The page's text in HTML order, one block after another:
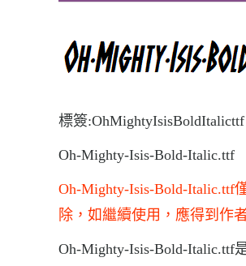
標簽:OhMightyIsisBoldItalicttf
Oh-Mighty-Isis-Bold-Italic.ttf
Oh-Mighty-Isis-Bold-Italic.ttf
除，如繼續使用，應得到作
Oh-Mighty-Isis-Bold-Italic.ttf